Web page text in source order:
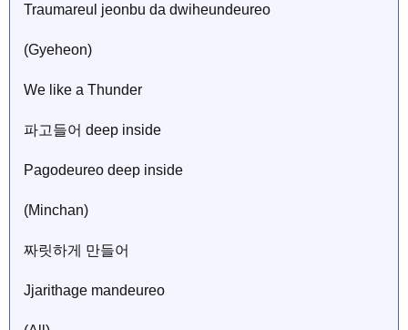
Traumareul jeonbu da dwiheundeureo
(Gyeheon)
We like a Thunder
파고들어 deep inside
Pagodeureo deep inside
(Minchan)
짜릿하게 만들어
Jjarithage mandeureo